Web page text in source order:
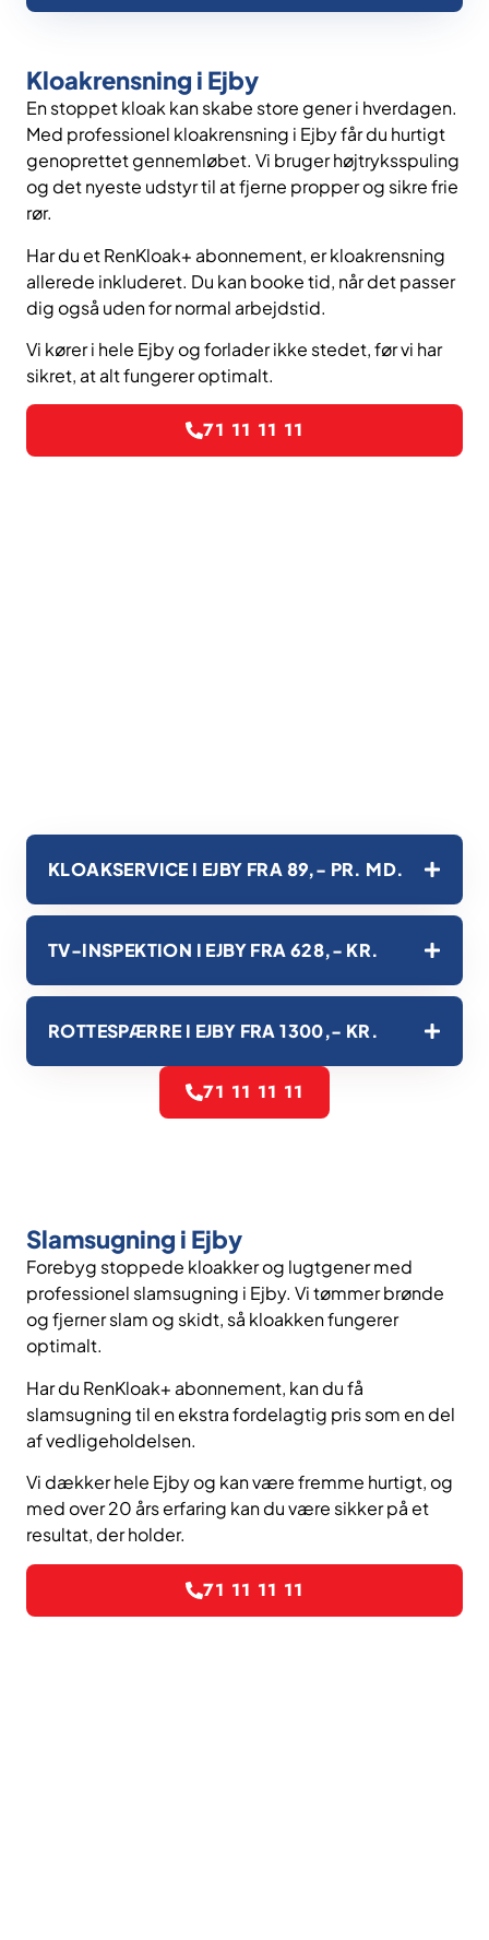
Kloakrensning i Ejby
En stoppet kloak kan skabe store gener i hverdagen.
Med professionel kloakrensning i Ejby får du hurtigt
genoprettet gennemløbet. Vi bruger højtryksspuling
og det nyeste udstyr til at fjerne propper og sikre frie
rør.
Har du et RenKloak+ abonnement, er kloakrensning
allerede inkluderet. Du kan booke tid, når det passer
dig også uden for normal arbejdstid.
Vi kører i hele Ejby og forlader ikke stedet, før vi har
sikret, at alt fungerer optimalt.
71 11 11 11
KLOAKSERVICE I EJBY FRA 89,- PR. MD.
TV-INSPEKTION I EJBY FRA 628,- KR.
ROTTESPÆRRE I EJBY FRA 1300,- KR.
71 11 11 11
Slamsugning i Ejby
Forebyg stoppede kloakker og lugtgener med
professionel slamsugning i Ejby. Vi tømmer brønde
og fjerner slam og skidt, så kloakken fungerer
optimalt.
Har du RenKloak+ abonnement, kan du få
slamsugning til en ekstra fordelagtig pris som en del
af vedligeholdelsen.
Vi dækker hele Ejby og kan være fremme hurtigt, og
med over 20 års erfaring kan du være sikker på et
resultat, der holder.
71 11 11 11